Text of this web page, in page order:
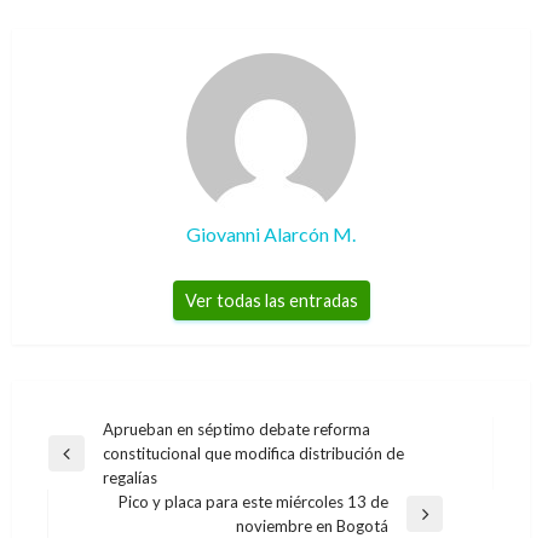
Giovanni Alarcón M.
Ver todas las entradas
Navegación
de
entradas
Entrada
anterior
Aprueban en séptimo debate reforma
constitucional que modifica distribución de
regalías
Pico y placa para este miércoles 13 de
noviembre en Bogotá